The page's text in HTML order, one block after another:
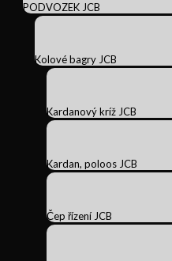
PODVOZEK JCB
Kolové bagry JCB
Kardanový kríž JCB
Kardan, poloos JCB
Čep řízení JCB